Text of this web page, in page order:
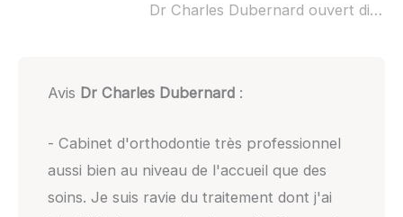
Dr Charles Dubernard ouvert dimanche :
Avis Dr Charles Dubernard:
- Cabinet d'orthodontie très professionnel
aussi bien au niveau de l'accueil que des
soins. Je suis ravie du traitement dont j'ai